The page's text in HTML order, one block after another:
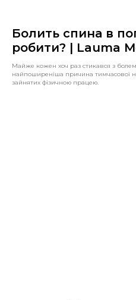
Болить спина в
робити? | Lauma
Майже кожен хоч раз стикався з
найпоширеніша причина тимчасової
зайнятих фізичною працею.